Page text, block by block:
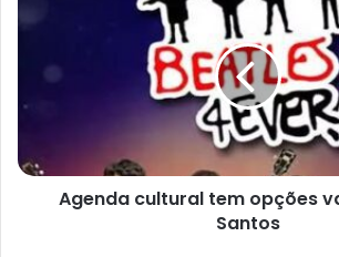
variadas
em
Agenda cultural tem opções
Santos